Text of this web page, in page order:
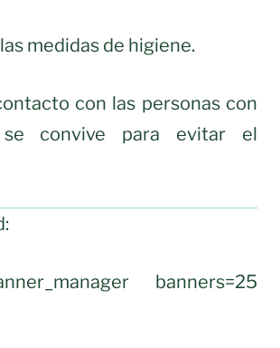
medidas de higiene.
con las personas con
convive para evitar el
banners=25